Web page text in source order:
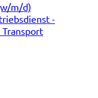
m/d)
-